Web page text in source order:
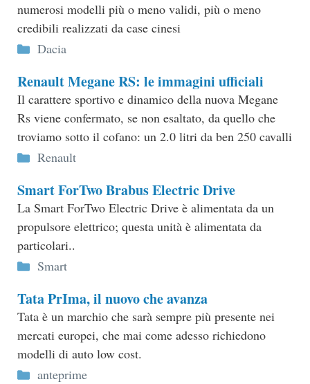
numerosi modelli più o meno validi, più o meno
credibili realizzati da case cinesi
Categorie
Dacia
Renault Megane RS: le immagini ufficiali
Il carattere sportivo e dinamico della nuova Megane
Rs viene confermato, se non esaltato, da quello che
troviamo sotto il cofano: un 2.0 litri da ben 250 cavalli
Categorie
Renault
Smart ForTwo Brabus Electric Drive
La Smart ForTwo Electric Drive è alimentata da un
propulsore elettrico; questa unità è alimentata da
particolari..
Categorie
Smart
Tata PrIma, il nuovo che avanza
Tata è un marchio che sarà sempre più presente nei
mercati europei, che mai come adesso richiedono
modelli di auto low cost.
Categorie
anteprime